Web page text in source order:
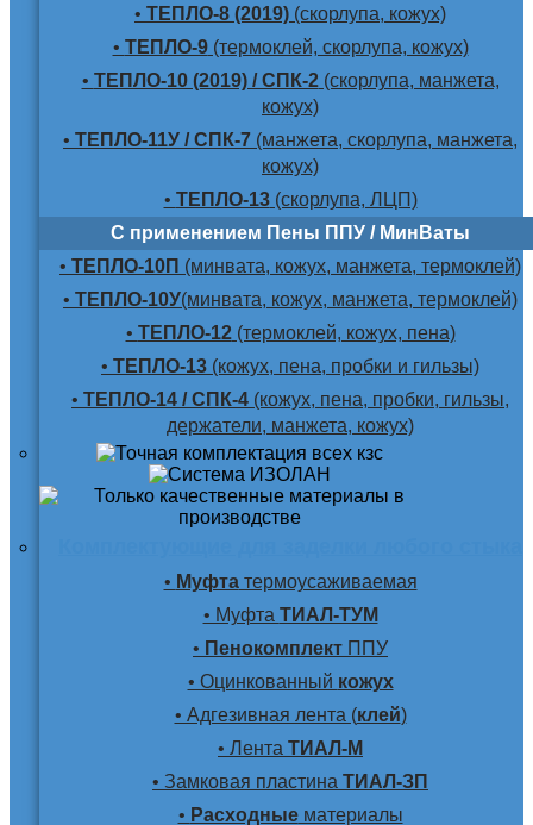
• ТЕПЛО-8 (2019) (скорлупа, кожух)
• ТЕПЛО-9(термоклей, скорлупа, кожух)
• ТЕПЛО-10 (2019) / СПК-2(скорлупа, манжета,
кожух)
• ТЕПЛО-11У / СПК-7 (манжета, скорлупа, манжета,
кожух)
• ТЕПЛО-13(скорлупа, ЛЦП)
С применением Пены ППУ / МинВаты
• ТЕПЛО-10П (минвата, кожух, манжета, термоклей)
• ТЕПЛО-10У(минвата, кожух, манжета, термоклей)
• ТЕПЛО-12(термоклей, кожух, пена)
• ТЕПЛО-13 (кожух, пена, пробки и гильзы)
• ТЕПЛО-14 / СПК-4 (кожух, пена, пробки, гильзы,
держатели, манжета, кожух)
• Муфтатермоусаживаемая
• Муфта ТИАЛ-ТУМ
• Пенокомплект ППУ
• Оцинкованный кожух
• Адгезивная лента (клей)
• Лента ТИАЛ-М
• Замковая пластина ТИАЛ-ЗП
• Расходныематериалы